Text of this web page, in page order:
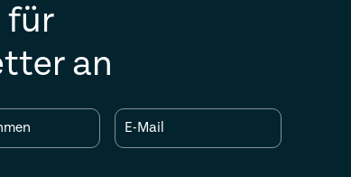
für
an
E-Mail